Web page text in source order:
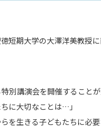
短期大学の大澤洋美教授
別講演会を開催すること
に大切なことは…」
を生きる子どもたちに必